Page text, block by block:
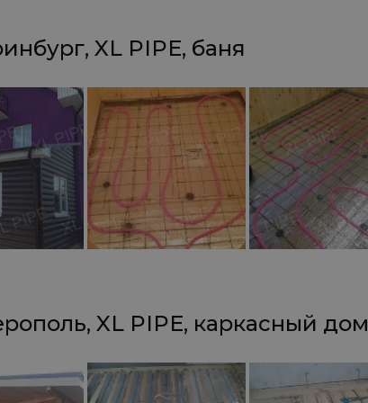
XL PIPE, баня
XL PIPE, каркасный дом